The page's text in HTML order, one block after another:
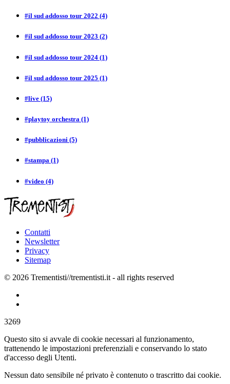
#il sud addosso tour 2022 (4)
#il sud addosso tour 2023 (2)
#il sud addosso tour 2024 (1)
#il sud addosso tour 2025 (1)
#live (15)
#playtoy orchestra (1)
#pubblicazioni (5)
#stampa (1)
#video (4)
Contatti
Newsletter
Privacy
Sitemap
© 2026 Trementisti//trementisti.it - all rights reserved
3269
Questo sito si avvale di cookie necessari al funzionamento,
trattenendo le impostazioni preferenziali e conservando lo stato
d'accesso degli Utenti.
Nessun dato sensibile né privato è contenuto o trascritto dai cookie.